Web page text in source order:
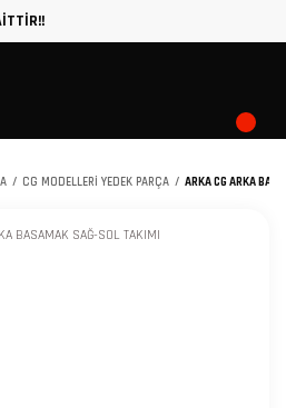
CG MODELLERİ YEDEK PARÇA ARKA CG ARKA